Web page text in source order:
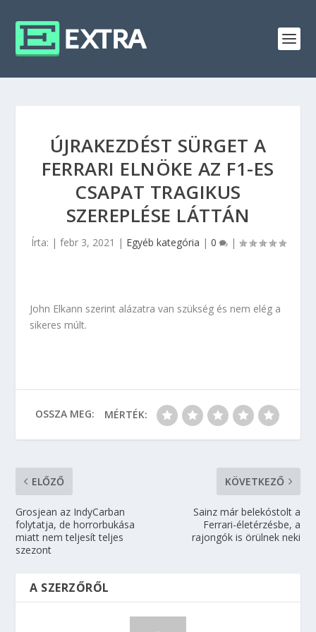
ÚJRAKEZDÉST SÜRGET A
FERRARI ELNÖKE AZ F1-ES
CSAPAT TRAGIKUS
SZEREPLÉSE LÁTTÁN
Írta: | febr 3, 2021 | Egyéb kategória | 0 |
John Elkann szerint alázatra van szükség és nem elég a
sikeres múlt.
OSSZA MEG: MÉRTÉK:
ELŐZŐ
Grosjean az IndyCarban
folytatja, de horrorbukása
miatt nem teljesít teljes
szezont
KÖVETKEZŐ
Sainz már belekóstolt a
Ferrari-életérzésbe, a
rajongók is örülnek neki
A SZERZŐRŐL